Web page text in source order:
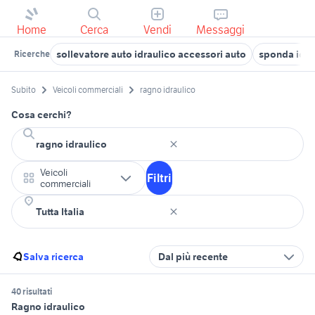
Home Cerca Vendi Messaggi
Ricerche sollevatore auto idraulico accessori auto sponda
Subito Veicoli commerciali ragno idraulico
Cosa cerchi?
Veicoli
commerciali
Filtri
Salva ricerca Dal più recente
40 risultati
Ragno idraulico